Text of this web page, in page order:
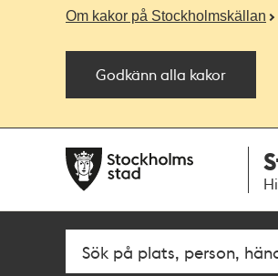
Om kakor på Stockholmskällan
Godkänn alla kakor
navigationen
huvudinnehållet
SökFritextsök